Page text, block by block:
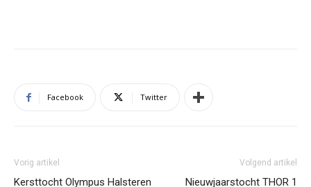
Facebook Twitter
Vorig artikel
Kersttocht Olympus Halsteren
Volgend artikel
Nieuwjaarstocht THOR 1